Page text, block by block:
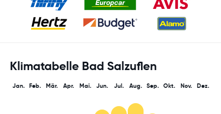
Klimatabelle Bad Salzuflen
Jan. Feb. Mär. Apr. Mai. Jun. Jul. Aug. Sep. Okt. Nov. Dez.